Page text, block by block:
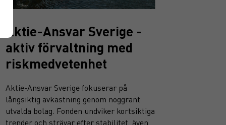
Aktie-Ansvar Sverige -
aktiv förvaltning med
riskmedvetenhet
Aktie-Ansvar Sverige fokuserar på
långsiktig avkastning genom noggrant
utvalda bolag. Fonden undviker kortsiktiga
trender och strävar efter stabilitet, även